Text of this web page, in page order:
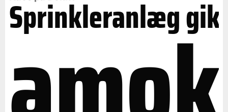
Sprinkleranlæg gik